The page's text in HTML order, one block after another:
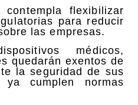
flexibilizar
para reducir
las empresas.
médicos,
quedarán exentos de
la seguridad de sus
cumplen normas